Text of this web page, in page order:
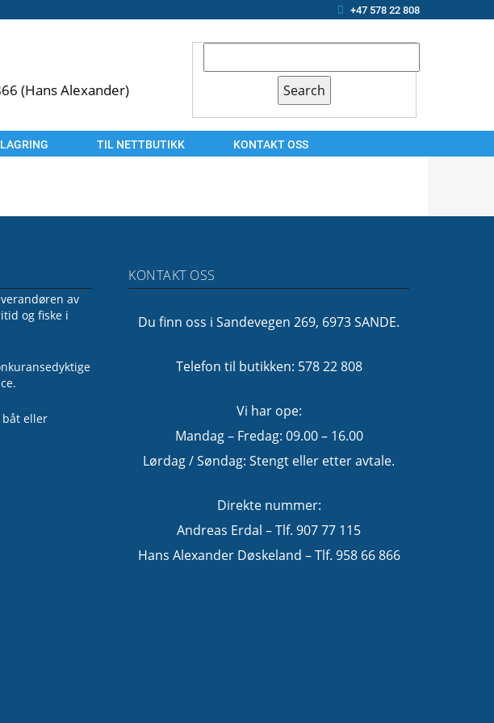
+47 578 22 808
(Hans Alexander)
TIL NETTBUTIKK
KONTAKT OSS
FØLG
av
og fiske i
båt eller
KONTAKT OSS
Du finn oss i Sandevegen 269, 6973 SANDE.
Telefon til butikken: 578 22 808
Vi har ope:
Mandag – Fredag: 09.00 – 16.00
Lørdag / Søndag: Stengt eller etter avtale.
Direkte nummer:
Andreas Erdal – Tlf. 907 77 115
Hans Alexander Døskeland – Tlf. 958 66 866